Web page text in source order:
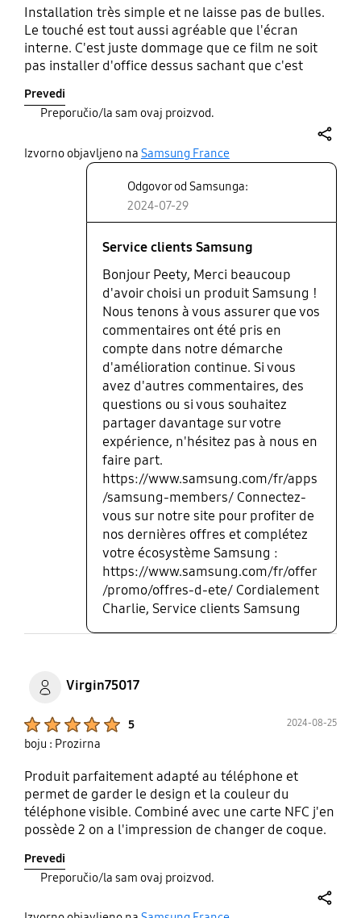
Installation très simple et ne laisse pas de bulles.
Le touché est tout aussi agréable que l'écran
interne. C'est juste dommage que ce film ne soit
pas installer d'office dessus sachant que c'est
sac etc... alors que l'écran interne en a un. Bon
produit dans tout les cas.
Prevedi
Preporučio/la sam ovaj proizvod.
Izvorno objavljeno na Samsung France
Odgovor od Samsunga:
2024-07-29
Service clients Samsung
Bonjour Peety, Merci beaucoup
d'avoir choisi un produit Samsung !
Nous tenons à vous assurer que vos
commentaires ont été pris en
compte dans notre démarche
d'amélioration continue. Si vous
avez d'autres commentaires, des
questions ou si vous souhaitez
partager davantage sur votre
expérience, n'hésitez pas à nous en
faire part.
https://www.samsung.com/fr/apps
/samsung-members/ Connectez-
vous sur notre site pour profiter de
nos dernières offres et complétez
votre écosystème Samsung :
https://www.samsung.com/fr/offer
/promo/offres-d-ete/ Cordialement
Charlie, Service clients Samsung
Virgin75017
5 2024-08-25
boju : Prozirna
Produit parfaitement adapté au téléphone et
permet de garder le design et la couleur du
téléphone visible. Combiné avec une carte NFC j'en
possède 2 on a l'impression de changer de coque.
cartes pour des événements comme Noël ou la
nouvelle année.... Bref j'aime beaucoup.
Prevedi
Preporučio/la sam ovaj proizvod.